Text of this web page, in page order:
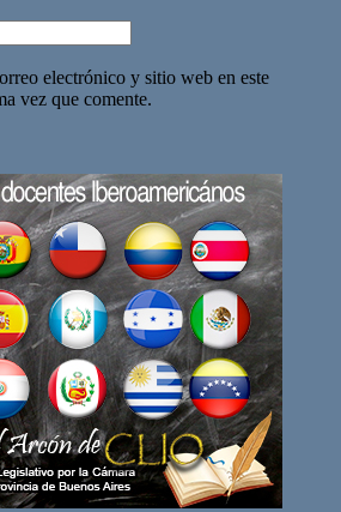
electrónico y sitio web en este
vez que comente.